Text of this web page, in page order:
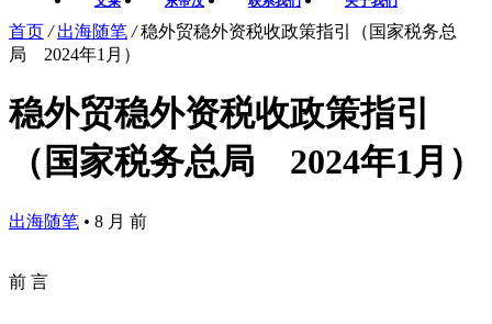
首页 / 出海随笔 / 稳外贸稳外资税收政策指引（国家税务总
局 2024年1月）
稳外贸稳外资税收政策指引
（国家税务总局 2024年1月）
出海随笔 • 8 月 前
前 言